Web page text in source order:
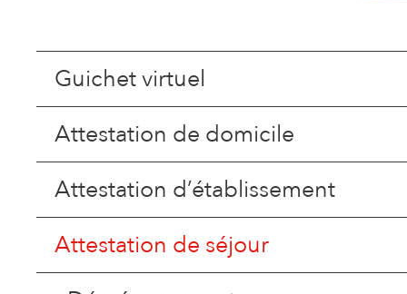
Guichet virtuel
Attestation de domicile
Attestation d’établissement
Attestation de séjour